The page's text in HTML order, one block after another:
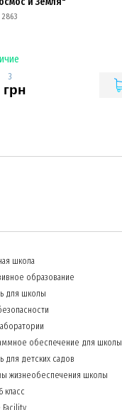
3
грн
школа
образование
для школы
обеспечение для школы
для детских садов
жизнеобеспечения школы
класс